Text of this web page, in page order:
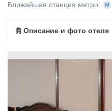
Ближайшая станция метро:
Описание и фото отеля